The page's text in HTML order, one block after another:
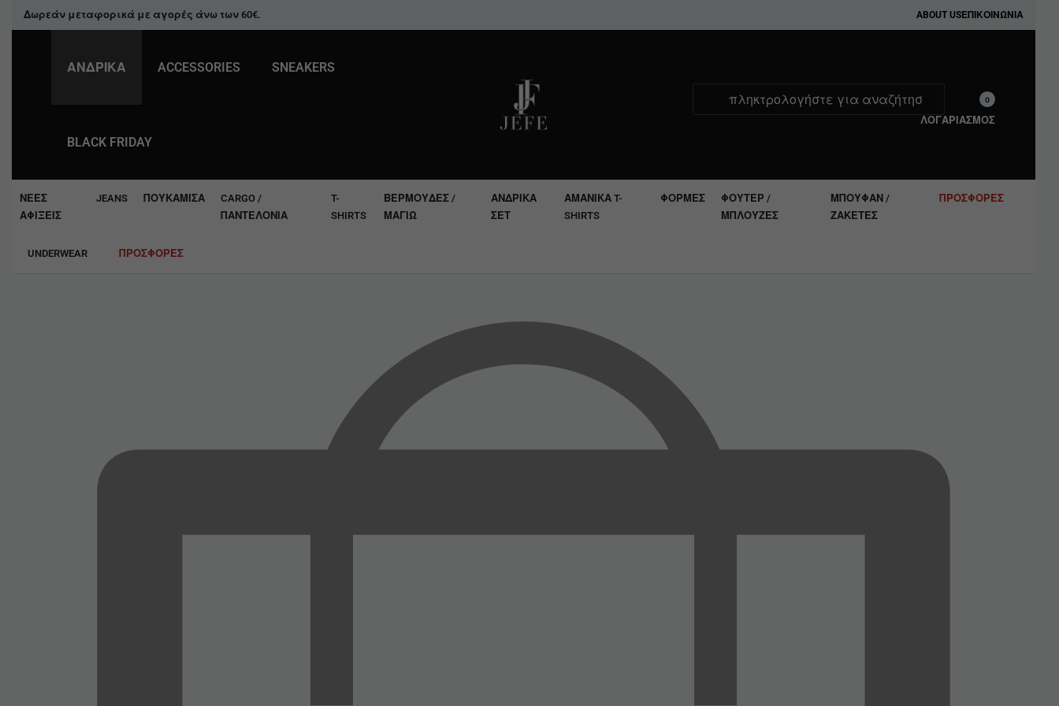
Δωρεάν μεταφορικά με αγορές άνω των 60€. ABOUT USΕΠΙΚΟΙΝΩΝΊΑ
ΑΝΔΡΙΚΑ ACCESSORIES SNEAKERS
BLACK FRIDAY
0
ΛΟΓΑΡΙΑΣΜΟΣ
ΝΈΕΣ
ΑΦΊΞΕΙΣ
JEANS ΠΟΥΚΆΜΙΣΑ
CARGO /
ΠΑΝΤΕΛΌΝΙΑ
T-
SHIRTS
ΒΕΡΜΟΎΔΕΣ /
ΜΑΓΙΏ
ΑΝΔΡΙΚΆ
ΣΕΤ
ΑΜΆΝΙΚΑ T-
SHIRTS
ΦΌΡΜΕΣ
ΦΟΎΤΕΡ /
ΜΠΛΟΎΖΕΣ
ΜΠΟΥΦΆΝ /
ΖΑΚΈΤΕΣ
ΠΡΟΣΦΟΡΈΣ
UNDERWEAR ΠΡΟΣΦΟΡΈΣ